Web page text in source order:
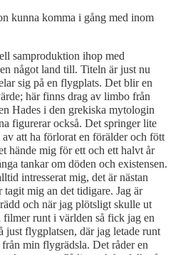
kunna komma i gång med inom
samproduktion ihop med
något land till. Titeln är just nu
sig på en flygplats. Det blir en
här finns drag av limbo från
Hades i den grekiska mytologin
figurerar också. Det springer lite
att ha förlorat en förälder och fött
hände mig för ett och ett halvt år
tankar om döden och existensen.
intresserat mig, det är nästan
mig an det tidigare. Jag är
och när jag plötsligt skulle ut
filmer runt i världen så fick jag en
flygplatsen, där jag letade runt
min flygrädsla. Det råder en